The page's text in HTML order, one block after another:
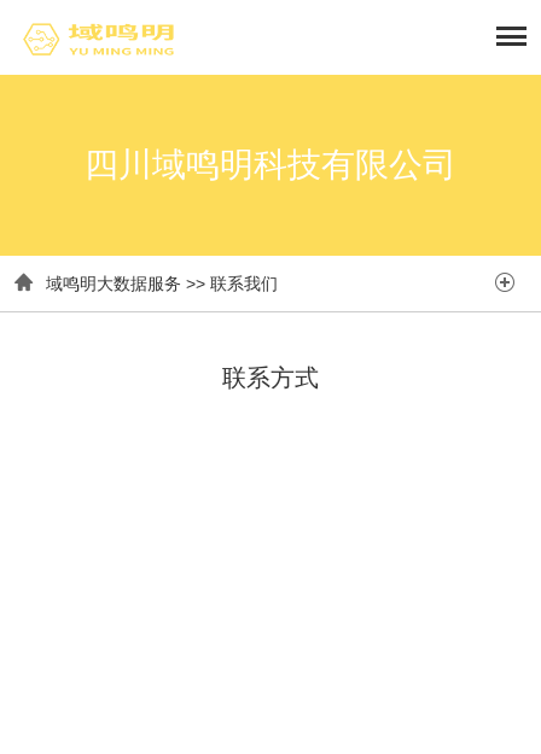
四川域鸣明科技有限公司
 域鸣明大数据服务 >> 联系我们 
联系方式